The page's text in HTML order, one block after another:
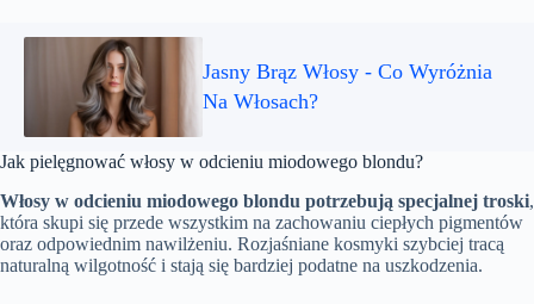
Jasny Brąz Włosy - Co Wyróżnia
Na Włosach?
Jak pielęgnować włosy w odcieniu miodowego blondu?
Włosy w odcieniu miodowego blondu potrzebują specjalnej troski,
która skupi się przede wszystkim na zachowaniu ciepłych pigmentów
oraz odpowiednim nawilżeniu. Rozjaśniane kosmyki szybciej tracą
naturalną wilgotność i stają się bardziej podatne na uszkodzenia.